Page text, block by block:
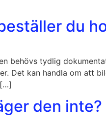
du
behövs tydlig
Det kan handla om att
den